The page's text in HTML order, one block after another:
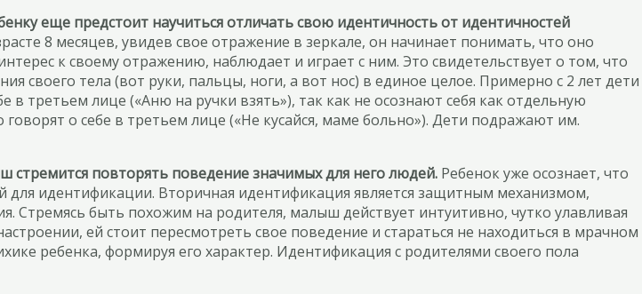
еще предстоит научиться отличать свою идентичность от идентичностей
8 месяцев, увидев свое отражение в зеркале, он начинает понимать, что оно
к своему отражению, наблюдает и играет с ним. Это свидетельствует о том, что
своего тела (вот руки, пальцы, ноги, а вот нос) в единое целое. Примерно с 2 лет дети
в третьем лице («Аню на ручки взять»), так как не осознают себя как отдельную
о себе в третьем лице («Не кусайся, маме больно»). Дети подражают им.
стремится повторять поведение значимых для него людей. Ребенок уже осознает, что
идентификации. Вторичная идентификация является защитным механизмом,
быть похожим на родителя, малыш действует интуитивно, чутко улавливая
ей стоит пересмотреть свое поведение и стараться не находиться в мрачном
ребенка, формируя его характер. Идентификация с родителями своего пола